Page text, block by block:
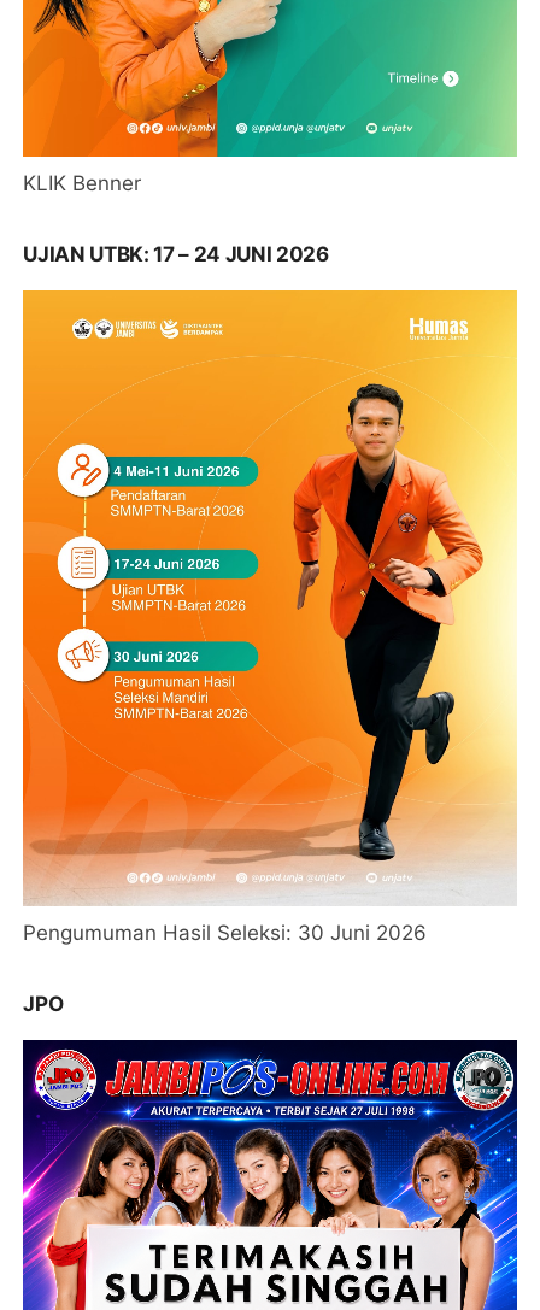
KLIK Benner
UJIAN UTBK: 17 – 24 JUNI 2026
Pengumuman Hasil Seleksi: 30 Juni 2026
JPO